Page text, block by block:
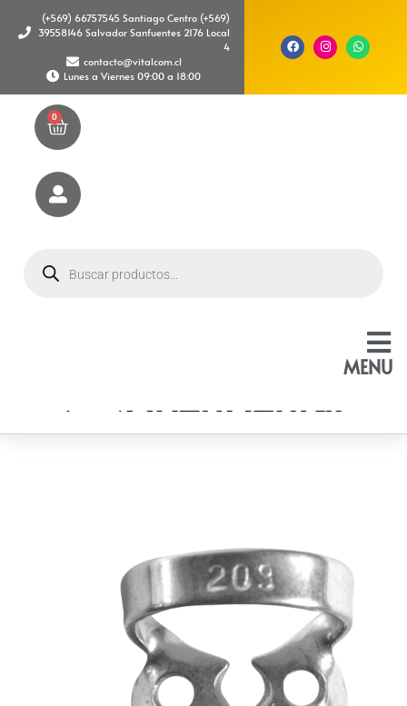
(+569) 66757545 Santiago Centro (+569)
39558146 Salvador Sanfuentes 2176 Local
4
contacto@vitalcom.cl
Lunes a Viernes 09:00 a 18:00
MENU
0